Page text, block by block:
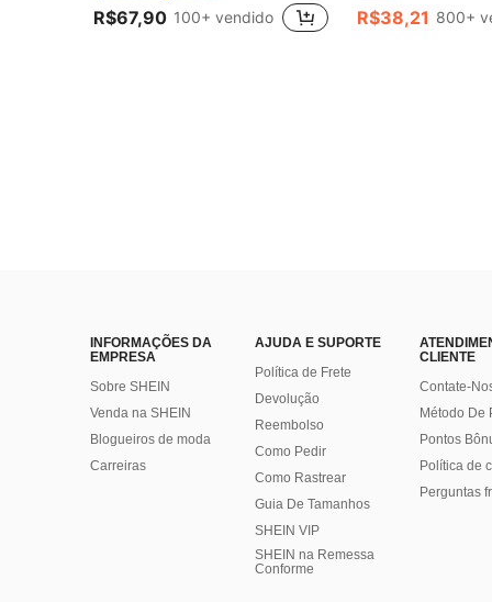
R$67,90 100+ vendido R$38,21 800+
INFORMAÇÕES DA
EMPRESA
Sobre SHEIN
Venda na SHEIN
Blogueiros de moda
Carreiras
AJUDA E SUPORTE
Política de Frete
Devolução
Reembolso
Como Pedir
Como Rastrear
Guia De Tamanhos
SHEIN VIP
SHEIN na Remessa
Conforme
CLIENTE
Contate-
Método De
Pontos
Política de
Perguntas